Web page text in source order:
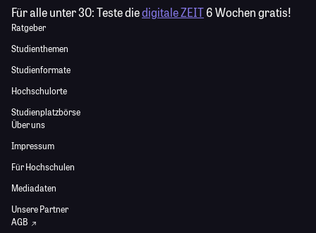
Für alle unter 30:Teste diedigitale ZEIT6 Wochen gratis!
Ratgeber
Studienthemen
Studienformate
Hochschulorte
Studienplatzbörse
Über uns
Impressum
Für Hochschulen
Mediadaten
Unsere Partner
AGB